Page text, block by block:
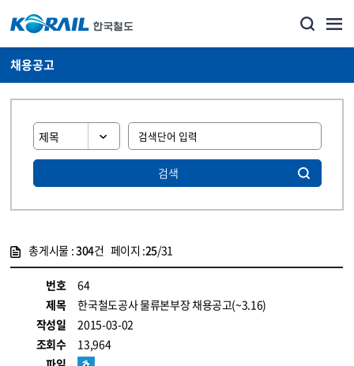
채용공고
검색
총게시물 :304건 페이지 :25/31
번호
64
제목
한국철도공사 물류본부장 채용공고(~3.16)
작성일
2015-03-02
조회수
13,964